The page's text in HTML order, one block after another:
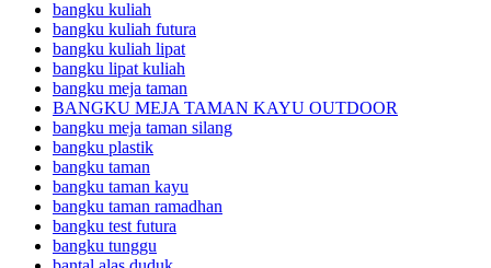
bangku kuliah
bangku kuliah futura
bangku kuliah lipat
bangku lipat kuliah
bangku meja taman
BANGKU MEJA TAMAN KAYU OUTDOOR
bangku meja taman silang
bangku plastik
bangku taman
bangku taman kayu
bangku taman ramadhan
bangku test futura
bangku tunggu